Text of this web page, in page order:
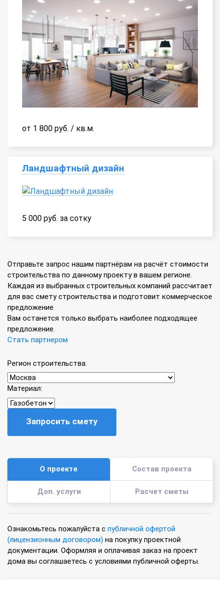
от 1 800 руб. / кв.м.
Ландшафтный дизайн
5 000 руб. за сотку
Отправьте запрос нашим партнёрам на расчёт стоимости
строительства по данному проекту в вашем регионе.
Каждая из выбранных строительных компаний рассчитает
для вас смету строительства и подготовит коммерческое
предложение.
Вам останется только выбрать наиболее подходящее
предложение.
Стать партнером
Регион строительства:
Материал:
Запросить смету
О проекте Состав проекта
Доп. услуги Расчет сметы
Ознакомьтесь пожалуйста с публичной офертой
(лицензионным договором) на покупку проектной
документации. Оформляя и оплачивая заказ на проект
дома вы соглашаетесь с условиями публичной оферты.